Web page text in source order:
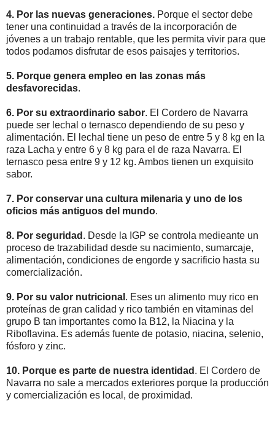
4. Por las nuevas generaciones. Porque el sector debe
tener una continuidad a través de la incorporación de
jóvenes a un trabajo rentable, que les permita vivir para que
todos podamos disfrutar de esos paisajes y territorios.
5. Porque genera empleo en las zonas más
desfavorecidas.
6. Por su extraordinario sabor. El Cordero de Navarra
puede ser lechal o ternasco dependiendo de su peso y
alimentación. El lechal tiene un peso de entre 5 y 8 kg en la
raza Lacha y entre 6 y 8 kg para el de raza Navarra. El
ternasco pesa entre 9 y 12 kg. Ambos tienen un exquisito
sabor.
7. Por conservar una cultura milenaria y uno de los
oficios más antiguos del mundo.
8. Por seguridad . Desde la IGP se controla medieante un
proceso de trazabilidad desde su nacimiento, sumarcaje,
alimentación, condiciones de engorde y sacrificio hasta su
comercialización.
9. Por su valor nutricional . Eses un alimento muy rico en
proteínas de gran calidad y rico también en vitaminas del
grupo B tan importantes como la B12, la Niacina y la
Riboflavina. Es además fuente de potasio, niacina, selenio,
fósforo y zinc.
10. Porque es parte de nuestra identidad . El Cordero de
Navarra no sale a mercados exteriores porque la producción
y comercialización es local, de proximidad.